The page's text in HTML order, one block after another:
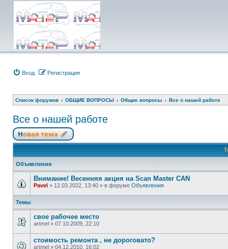
Вход Регистрация
Список форумов ОБЩИЕ ВОПРОСЫ Общие вопросы Все о нашей работе
Все о нашей работе
Новая тема
Объявления
Внимание! Весенняя акция на Scan Master CAN
Pavel » 12.03.2022, 13:40 » в форуме Объявления
Темы
свое рабочее место
artmel » 07.10.2009, 22:10
стоимость ремонта , не дороговато?
artmel » 04.12.2010, 16:02